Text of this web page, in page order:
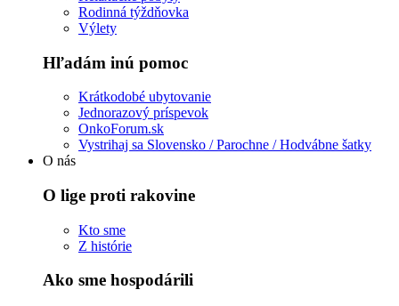
Rodinná týždňovka
Výlety
Hľadám inú pomoc
Krátkodobé ubytovanie
Jednorazový príspevok
OnkoForum.sk
Vystrihaj sa Slovensko / Parochne / Hodvábne šatky
O nás
O lige proti rakovine
Kto sme
Z histórie
Ako sme hospodárili